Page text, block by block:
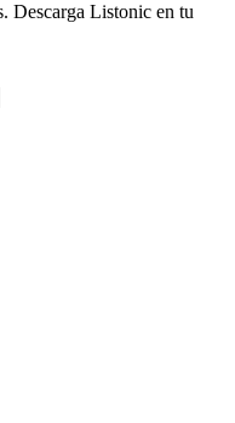
Descarga Listonic en tu